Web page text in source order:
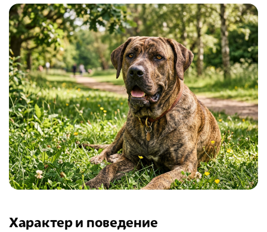
Характер и поведение